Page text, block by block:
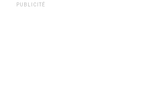
PUBLICITÉ